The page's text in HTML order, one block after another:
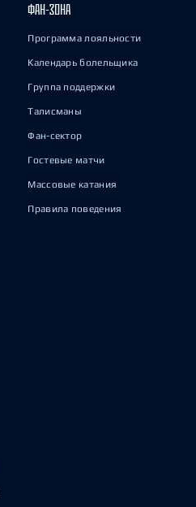
ФАН-ЗОНА
Программа лояльности
Календарь болельщика
Группа поддержки
Талисманы
Фан-сектор
Гостевые матчи
Массовые катания
Правила поведения